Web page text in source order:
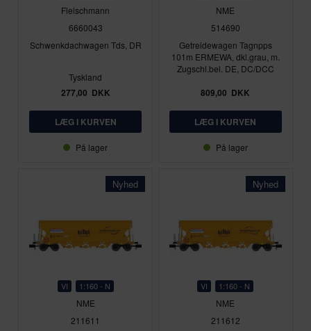
Fleischmann
6660043
Schwenkdachwagen Tds, DR
Tyskland
277,00 DKK
På lager
NME
514690
Getreidewagen Tagnpps
101m ERMEWA, dkl.grau, m.
Zugschl.bel. DE, DC/DCC
809,00 DKK
På lager
Nyhed
VI 1:160 - N
NME
211611
Nyhed
VI 1:160 - N
NME
211612